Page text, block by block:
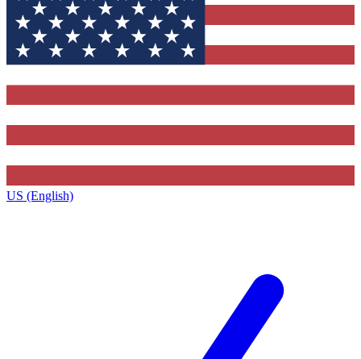
US (English)